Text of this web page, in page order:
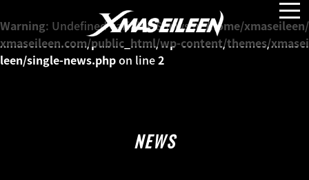
Warning: Undefined variable $news in/home/xmaseileen/
xmaseileen.com/public_html/wp-content/themes/xmasei
leen/single-news.phpon line2
NEWS
MEDIA
PROFILE
NEWS